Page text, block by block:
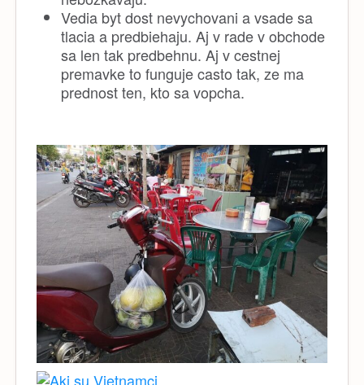
Vedia byt dost nevychovani a vsade sa
tlacia a predbiehaju. Aj v rade v obchode
sa len tak predbehnu. Aj v cestnej
premavke to funguje casto tak, ze ma
prednost ten, kto sa vopcha.